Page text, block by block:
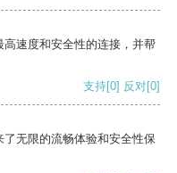
速度和安全性的连接，并帮
支持[0] 反对[0]
无限的流畅体验和安全性保